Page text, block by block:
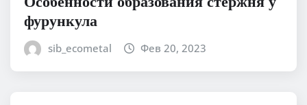
фурункула
sib_ecometal Фев 20, 2023